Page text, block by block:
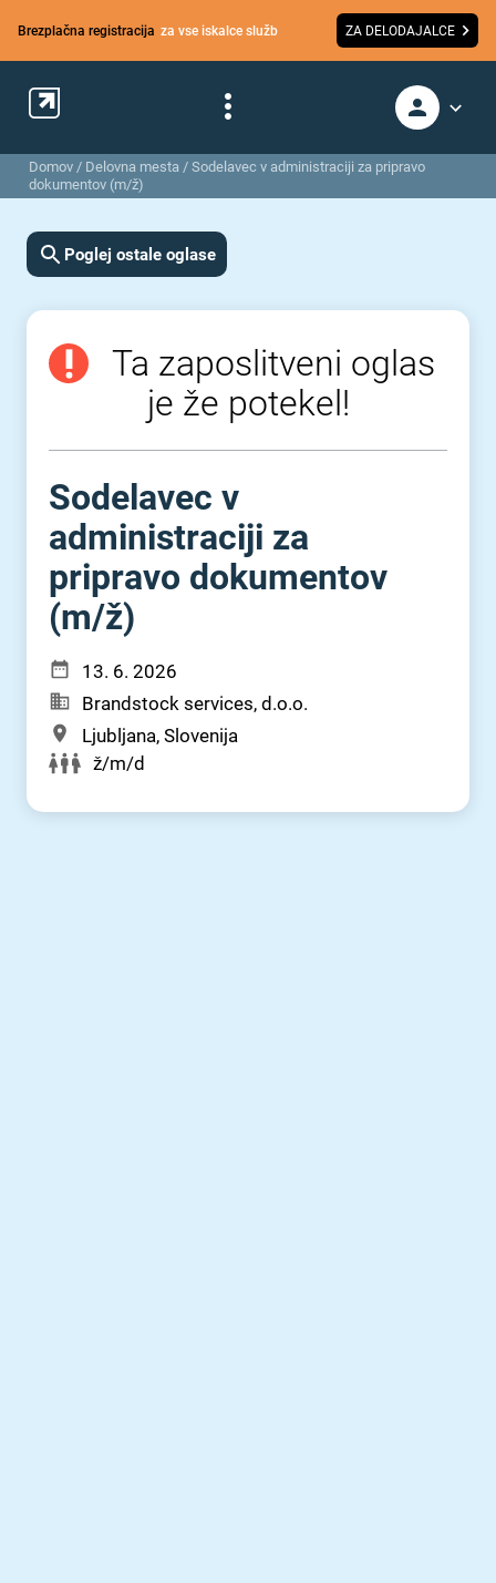
Brezplačna registracija za vse iskalce služb ZA DELODAJALCE
Domov / Delovna mesta / Sodelavec v administraciji za pripravo
dokumentov (m/ž)
Poglej ostale oglase
Ta zaposlitveni oglas
je že potekel!
Sodelavec v
administraciji za
pripravo dokumentov
(m⁠/⁠ž)
13. 6. 2026
Brandstock services, d.o.o.
Ljubljana, Slovenija
ž/m/d